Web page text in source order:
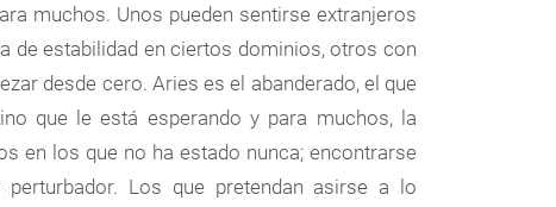
muchos. Unos pueden sentirse extranjeros
de estabilidad en ciertos dominios, otros con
desde cero. Aries es el abanderado, el que
que le está esperando y para muchos, la
en los que no ha estado nunca; encontrarse
Los que pretendan asirse a lo